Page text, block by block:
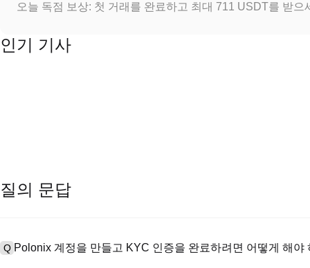
오늘 독점 보상: 첫 거래를 완료하고 최대 711 USDT를 받으
인기 기사
질의 문답
Q Polonix 계정을 만들고 KYC 인증을 완료하려면 어떻게 해야